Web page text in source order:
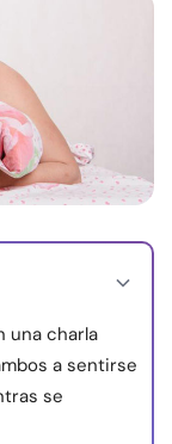
una charla
a sentirse
se